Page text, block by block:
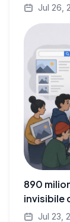
Jul 26,
890
invisibile
Jul 23,